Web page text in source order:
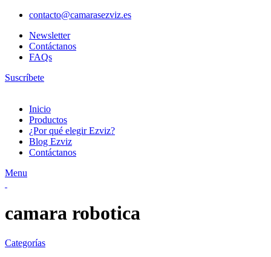
contacto@camarasezviz.es
Newsletter
Contáctanos
FAQs
Suscríbete
Inicio
Productos
¿Por qué elegir Ezviz?
Blog Ezviz
Contáctanos
Menu
camara robotica
Categorías